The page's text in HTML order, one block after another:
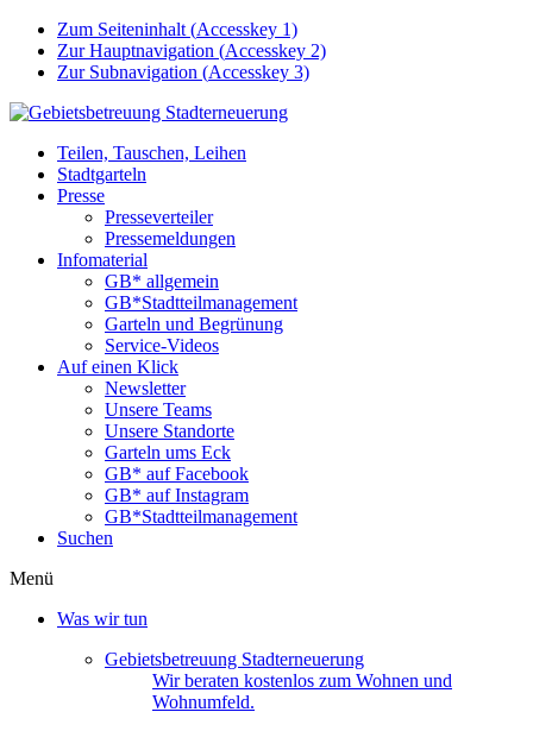
Zum Seiteninhalt (Accesskey 1)
Zur Hauptnavigation (Accesskey 2)
Zur Subnavigation (Accesskey 3)
Teilen, Tauschen, Leihen
Stadtgarteln
Presse
Presseverteiler
Pressemeldungen
Infomaterial
GB* allgemein
GB*Stadtteilmanagement
Garteln und Begrünung
Service-Videos
Auf einen Klick
Newsletter
Unsere Teams
Unsere Standorte
Garteln ums Eck
GB* auf Facebook
GB* auf Instagram
GB*Stadtteilmanagement
Suchen
Menü
Was wir tun
Gebietsbetreuung Stadterneuerung
Wir beraten kostenlos zum Wohnen und
Wohnumfeld.